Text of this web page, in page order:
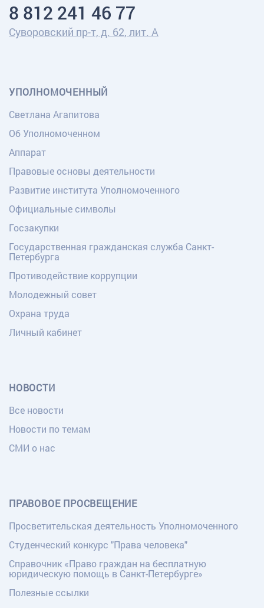
8 812 241 46 77
Суворовский пр-т, д. 62, лит. А
УПОЛНОМОЧЕННЫЙ
Светлана Агапитова
Об Уполномоченном
Аппарат
Правовые основы деятельности
Развитие института Уполномоченного
Официальные символы
Госзакупки
Государственная гражданская служба Санкт-
Петербурга
Противодействие коррупции
Молодежный совет
Охрана труда
Личный кабинет
НОВОСТИ
Все новости
Новости по темам
СМИ о нас
ПРАВОВОЕ ПРОСВЕЩЕНИЕ
Просветительская деятельность Уполномоченного
Студенческий конкурс "Права человека"
Справочник «Право граждан на бесплатную
юридическую помощь в Санкт-Петербурге»
Полезные ссылки